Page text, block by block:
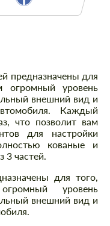
предназначены для
огромный уровень
внешний вид и
Каждый
что позволит вам
для настройки
кованые и
3 частей.
для того,
уровень
внешний вид и